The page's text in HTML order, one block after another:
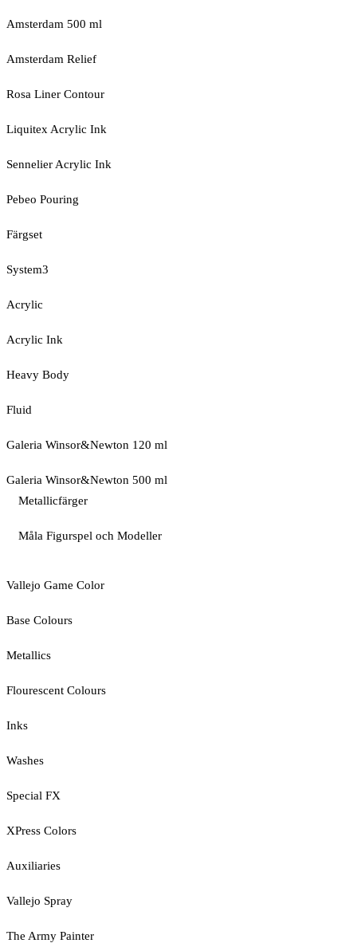
Amsterdam 500 ml
Amsterdam Relief
Rosa Liner Contour
Liquitex Acrylic Ink
Sennelier Acrylic Ink
Pebeo Pouring
Färgset
System3
Acrylic
Acrylic Ink
Heavy Body
Fluid
Galeria Winsor&Newton 120 ml
Galeria Winsor&Newton 500 ml
Metallicfärger
Måla Figurspel och Modeller
Vallejo Game Color
Base Colours
Metallics
Flourescent Colours
Inks
Washes
Special FX
XPress Colors
Auxiliaries
Vallejo Spray
The Army Painter